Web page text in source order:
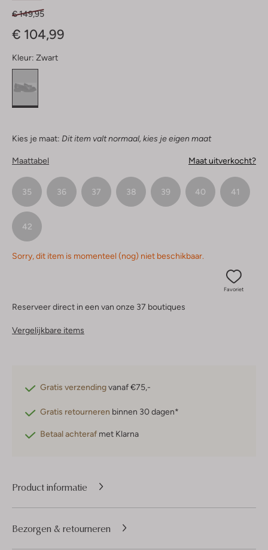
€ 149,95
€ 104,99
Kleur: Zwart
Kies je maat: Dit item valt normaal, kies je eigen maat
Maattabel Maat uitverkocht?
35 36 37 38 39 40 41
42
Sorry, dit item is momenteel (nog) niet beschikbaar.
Favoriet
Reserveer direct in een van onze 37 boutiques
Vergelijkbare items
Gratis verzendingvanaf €75,-
Gratis retourneren binnen 30 dagen*
Betaal achteraf met Klarna
Product informatie
Bezorgen & retourneren